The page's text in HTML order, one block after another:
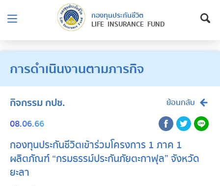
กองทุนประกันชีวิต
LIFE INSURANCE FUND
การดำเนินงานตามภารกิจ
กิจกรรม กปช. ย้อนกลับ
08.06.66
กองทุนประกันชีวิตเข้าร่วมโครงการ 1 ภาค 1
ผลิตภัณฑ์ “กรมธรรม์ประกันภัยตะกาฟุล” จังหวัด
ยะลา